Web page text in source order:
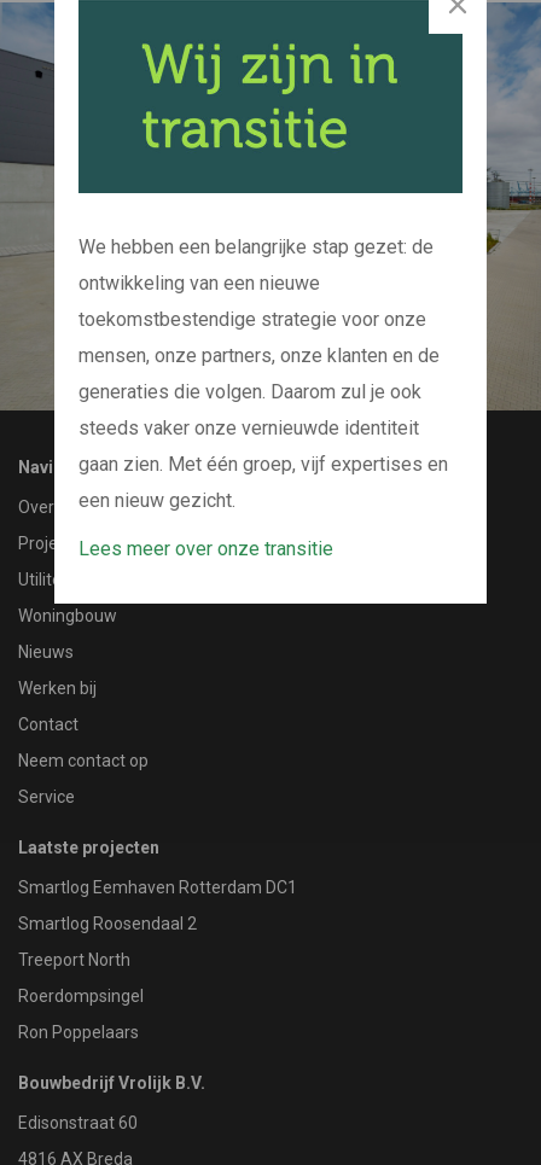
Kom bij ons op de
En we kijken samen naar uw project
Navigatie
Over ons
Projecten
Utiliteitsbouw
Woningbouw
Nieuws
Werken bij
Contact
Neem contact op
Service
Laatste projecten
Smartlog Eemhaven Rotterdam DC1
Smartlog Roosendaal 2
Treeport North
Roerdompsingel
Ron Poppelaars
Bouwbedrijf Vrolijk B.V.
Edisonstraat 60
4816 AX Breda
We hebben een belangrijke stap gezet: de
ontwikkeling van een nieuwe
toekomstbestendige strategie voor onze
mensen, onze partners, onze klanten en de
generaties die volgen. Daarom zul je ook
steeds vaker onze vernieuwde identiteit
gaan zien. Met één groep, vijf expertises en
een nieuw gezicht.
Lees meer over onze transitie